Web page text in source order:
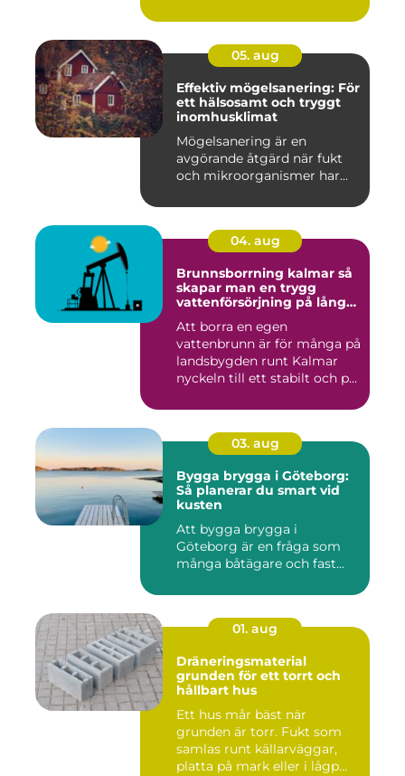
05. aug
Effektiv mögelsanering: För
ett hälsosamt och tryggt
inomhusklimat
Mögelsanering är en
avgörande åtgärd när fukt
och mikroorganismer har...
04. aug
Brunnsborrning kalmar så
skapar man en trygg
vattenförsörjning på lång
Att borra en egen
vattenbrunn är för många på
landsbygden runt Kalmar
nyckeln till ett stabilt och p...
03. aug
Bygga brygga i Göteborg:
Så planerar du smart vid
kusten
Att bygga brygga i
Göteborg är en fråga som
många båtägare och fast...
01. aug
Dräneringsmaterial
grunden för ett torrt och
hållbart hus
Ett hus mår bäst när
grunden är torr. Fukt som
samlas runt källarväggar,
platta på mark eller i lågp...